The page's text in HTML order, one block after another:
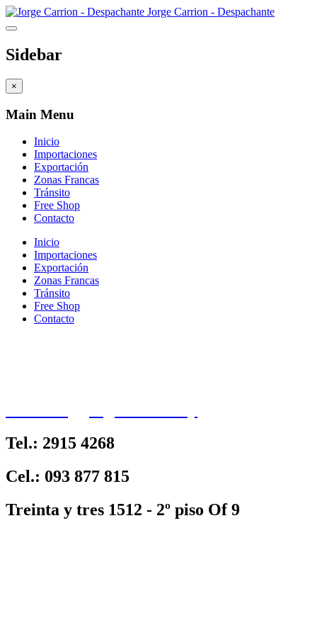
Jorge Carrion - Despachante
Sidebar
×
Main Menu
Inicio
Importaciones
Exportación
Zonas Francas
Tránsito
Free Shop
Contacto
Inicio
Importaciones
Exportación
Zonas Francas
Tránsito
Free Shop
Contacto
Tel.: 2915 4268
Cel.: 093 877 815
Treinta y tres 1512 - 2º piso Of 9